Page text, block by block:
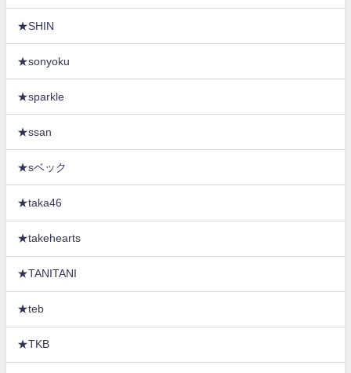
★SHIN
★sonyoku
★sparkle
★ssan
★sベック
★taka46
★takehearts
★TANITANI
★teb
★TKB